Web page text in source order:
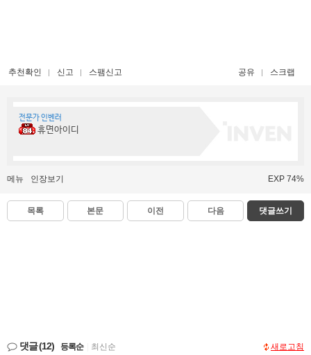
추천확인 신고 스팸신고 공유 스크랩
전문가 인벤러
휴면아이디
메뉴 인장보기 EXP 74%
목록 본문 이전 다음 댓글쓰기
댓글(12) 등록순 최신순 새로고침